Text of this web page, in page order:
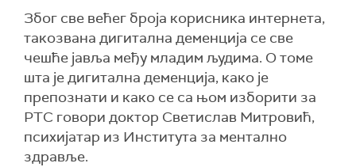
Због све већег броја корисника интернета,
такозвана дигитална деменција се све
чешће јавља међу младим људима. О томе
шта је дигитална деменција, како је
препознати и како се са њом изборити за
РТС говори доктор Светислав Митровић,
психијатар из Института за ментално
здравље.